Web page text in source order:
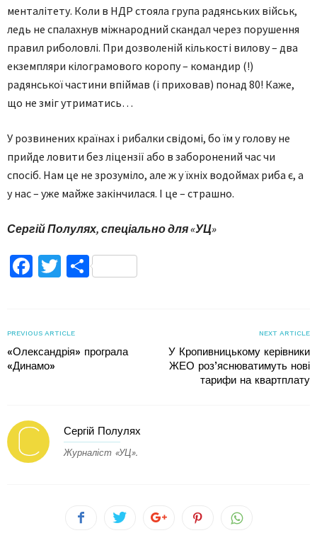
менталітету. Коли в НДР стояла група радянських військ,
ледь не спалахнув міжнародний скандал через порушення
правил риболовлі. При дозволеній кількості вилову – два
екземпляри кілограмового коропу – командир (!)
радянської частини впіймав (і приховав) понад 80! Каже,
що не зміг утриматись…
У розвинених країнах і рибалки свідомі, бо їм у голову не
прийде ловити без ліцензії або в заборонений час чи
спосіб. Нам це не зрозуміло, але ж у їхніх водоймах риба є, а
у нас – уже майже закінчилася. І це – страшно.
Сергій Полулях, спеціально для «УЦ»
Facebook
TwitterПоділитися
PREVIOUS ARTICLE
«Олександрія» програла
«Динамо»
NEXT ARTICLE
У Кропивницькому керівники
ЖЕО роз’яснюватимуть нові
тарифи на квартплату
Сергій Полулях
Журналіст «УЦ».